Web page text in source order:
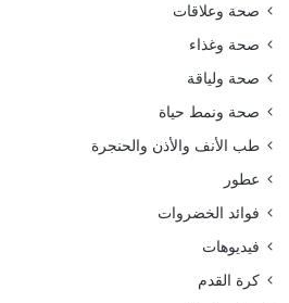
صحة وعلاقات
صحة وغذاء
صحة ولياقة
صحة ونمط حياة
طب الأنف والأذن والحنجرة
عطور
فوائد الخضروات
فيديوهات
كرة القدم